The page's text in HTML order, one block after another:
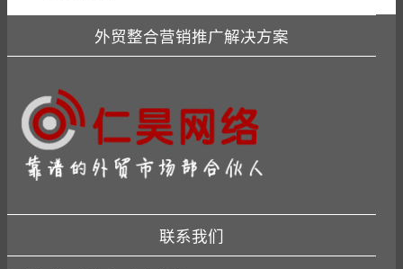
外贸整合营销推广解决方案
联系我们